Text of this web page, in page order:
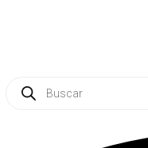
Products
search